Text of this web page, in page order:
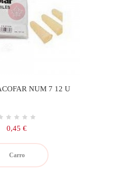
NUM 7 12 U
Precio
0,45 €
Carro